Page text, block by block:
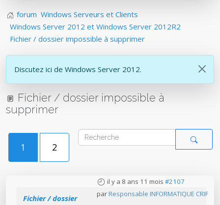
forum Windows Serveurs et Clients
Windows Server 2012 et Windows Server 2012R2
Fichier / dossier impossible à supprimer
Discutez ici de Windows Server 2012.
Fichier / dossier impossible à
supprimer
1 2
il y a 8 ans 11 mois #2107
par Responsable INFORMATIQUE CRIF
Fichier / dossier